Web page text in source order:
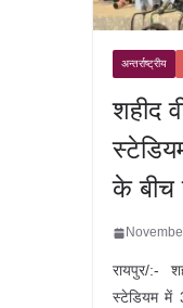
अन्तर्राष्ट्रीय
शहीद
के बीच
रायपुर/:-
स्टेडियम में